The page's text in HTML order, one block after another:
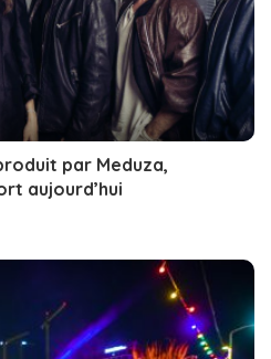
par Meduza,
aujourd’hui